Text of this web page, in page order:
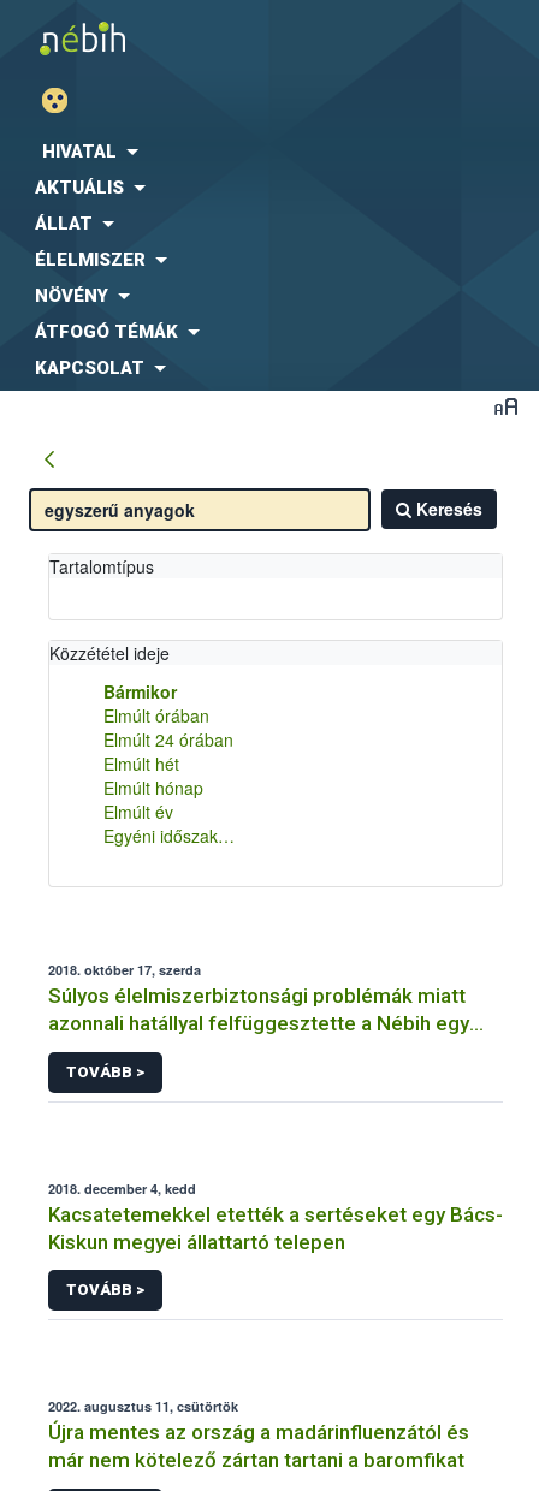
HIVATAL
AKTUÁLIS
ÁLLAT
ÉLELMISZER
NÖVÉNY
ÁTFOGÓ TÉMÁK
KAPCSOLAT
Keresés
Tartalomtípus
Közzététel ideje
Bármikor
Elmúlt órában
Elmúlt 24 órában
Elmúlt hét
Elmúlt hónap
Elmúlt év
Egyéni időszak…
2018. október 17, szerda
Súlyos élelmiszerbiztonsági problémák miatt
azonnali hatállyal felfüggesztette a Nébih egy
Pest megyei sütőüzem működését
TOVÁBB >
2018. december 4, kedd
Kacsatetemekkel etették a sertéseket egy Bács-
Kiskun megyei állattartó telepen
TOVÁBB >
2022. augusztus 11, csütörtök
Újra mentes az ország a madárinfluenzától és
már nem kötelező zártan tartani a baromfikat